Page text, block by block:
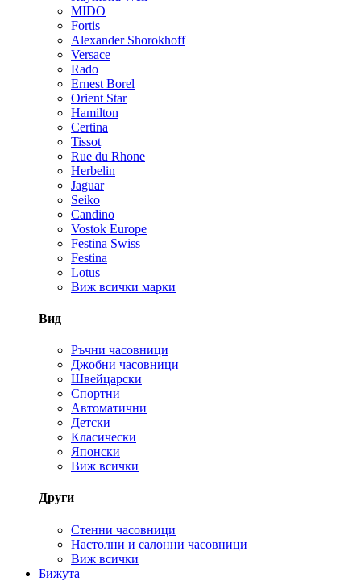
MIDO
Fortis
Alexander Shorokhoff
Versace
Rado
Ernest Borel
Orient Star
Hamilton
Certina
Tissot
Rue du Rhone
Herbelin
Jaguar
Seiko
Candino
Vostok Europe
Festina Swiss
Festina
Lotus
Виж всички марки
Вид
Ръчни часовници
Джобни часовници
Швейцарски
Спортни
Автоматични
Детски
Класически
Японски
Виж всички
Други
Стенни часовници
Настолни и салонни часовници
Виж всички
Бижута